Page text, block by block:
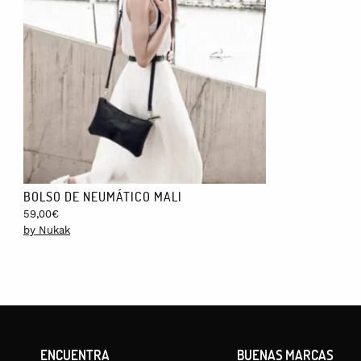
BOLSO DE NEUMÁTICO MALI
59,00€
by Nukak
ENCUENTRA BUENAS MARCAS